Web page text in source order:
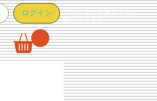
ログイン
※ログインしなくても
購入できます